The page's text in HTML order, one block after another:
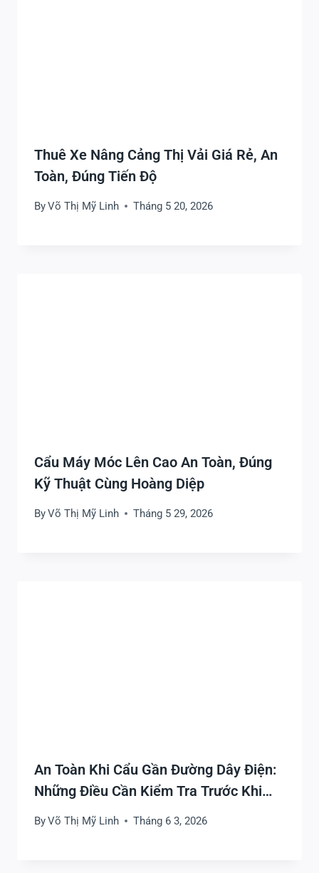
Thuê Xe Nâng Cảng Thị Vải Giá Rẻ, An
Toàn, Đúng Tiến Độ
ByVõ Thị Mỹ Linh Tháng 5 20, 2026
Cẩu Máy Móc Lên Cao An Toàn, Đúng
Kỹ Thuật Cùng Hoàng Diệp
ByVõ Thị Mỹ Linh Tháng 5 29, 2026
An Toàn Khi Cẩu Gần Đường Dây Điện:
Những Điều Cần Kiểm Tra Trước Khi
Thi Công
ByVõ Thị Mỹ Linh Tháng 6 3, 2026